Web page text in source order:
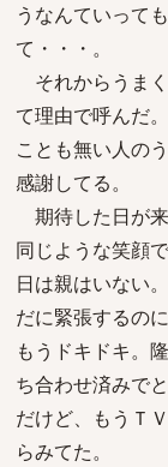
うなんていって
て・・・。
それからうま
て理由で呼んだ
ことも無い人の
感謝してる。
期待した日が
同じような笑顔
日は親はいない
だに緊張するの
もうドキドキ。
ち合わせ済みで
だけど、もうＴ
らみてた。